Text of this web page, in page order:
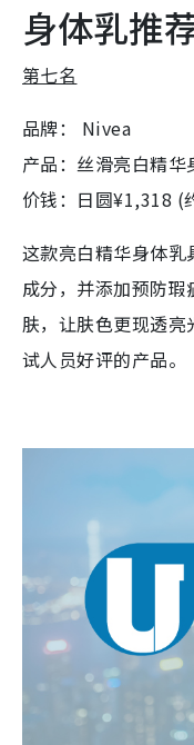
身体乳推
第七名
品牌： Nivea
产品：丝滑亮白精
价钱：日圆¥1,318 (
这款亮白精华身体
成分，并添加预防
肤，让肤色更现透
试人员好评的产品。